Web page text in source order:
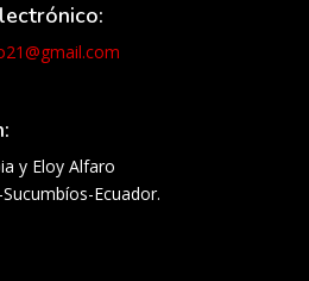
y Eloy Alfaro
Ecuador.